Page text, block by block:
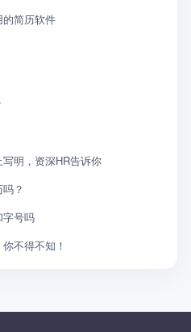
简历软件
明，资深HR告诉你
？
字号吗
不得不知！